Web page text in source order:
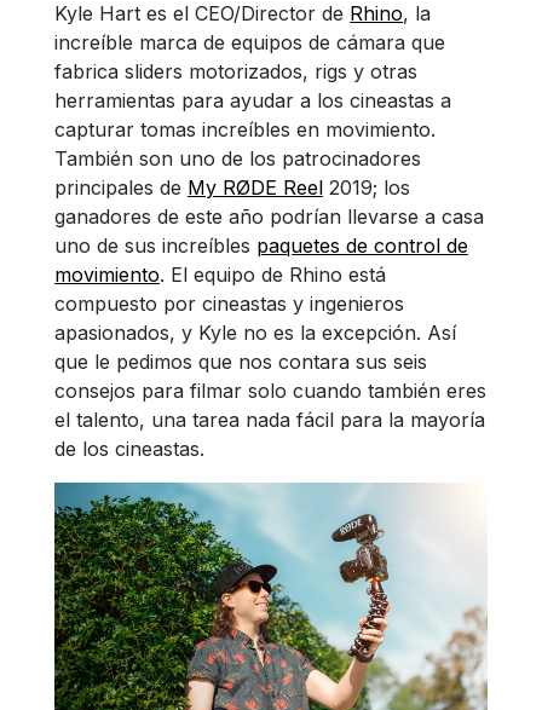
Kyle Hart es el CEO/Director de Rhino, la
increíble marca de equipos de cámara que
fabrica sliders motorizados, rigs y otras
herramientas para ayudar a los cineastas a
capturar tomas increíbles en movimiento.
También son uno de los patrocinadores
principales de My RØDE Reel 2019; los
ganadores de este año podrían llevarse a casa
uno de sus increíbles paquetes de control de
movimiento. El equipo de Rhino está
compuesto por cineastas y ingenieros
apasionados, y Kyle no es la excepción. Así
que le pedimos que nos contara sus seis
consejos para filmar solo cuando también eres
el talento, una tarea nada fácil para la mayoría
de los cineastas.